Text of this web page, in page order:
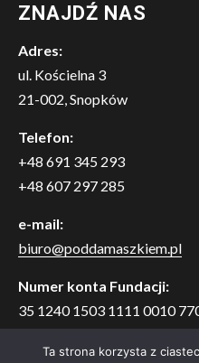
ZNAJDŹ NAS
Adres:
ul. Kościelna 3
21-002, Snopków
Telefon:
+48 691 345 293
+48 607 297 285
e-mail:
biuro@poddamaszkiem.pl
Numer konta Fundacji:
35 1240 1503 1111 0010
Bank Pekao S.A. o. w Lublinie
Ta strona korzysta z